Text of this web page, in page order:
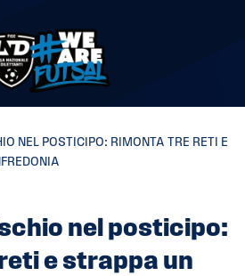
NEL POSTICIPO: RIMONTA TRE RETI E
nel posticipo:
e strappa un